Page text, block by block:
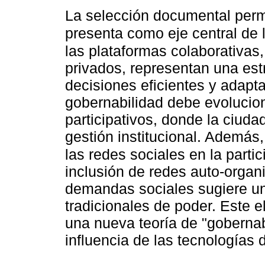
La selección documental
presenta como eje central
las plataformas
privados, representan una
decisiones eficientes y
gobernabilidad debe
participativos, donde la
gestión institucional.
las redes sociales en la
inclusión de redes auto-
demandas sociales sugiere
tradicionales de poder. Este
una nueva teoría de
influencia de las tecnologías